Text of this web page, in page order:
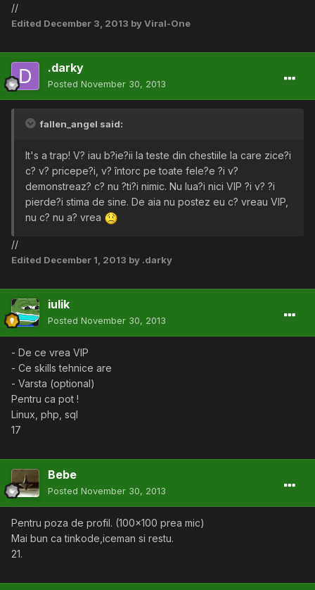
//
Edited December 3, 2013 by Viral-One
.darky
Posted November 30, 2013
fallen_angel said:
It's a trap! V? iau b?ie?ii la teste din chestiile la care zice?i
c? v? pricepe?i, v? întorc pe toate fele?e ?i v?
demonstreaz? c? nu ?ti?i nimic. Nu lua?i nici VIP ?i v? ?i
pierde?i stima de sine. De aia nu postez eu c? vreau VIP,
nu c? nu a? vrea
//
Edited December 1, 2013 by .darky
iulik
Posted November 30, 2013
- De ce vrea VIP
- Ce skills tehnice are
- Varsta (optional)
Pentru ca pot !
Linux, php, sql
17
Bebe
Posted November 30, 2013
Pentru poza de profil. (100x100 prea mic)
Mai bun ca tinkode,iceman si restu.
21.